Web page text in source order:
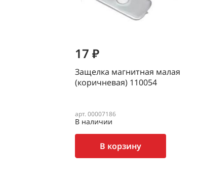
17 ₽
Защелка магнитная малая
(коричневая) 110054
арт. 00007186
В наличии
В корзину